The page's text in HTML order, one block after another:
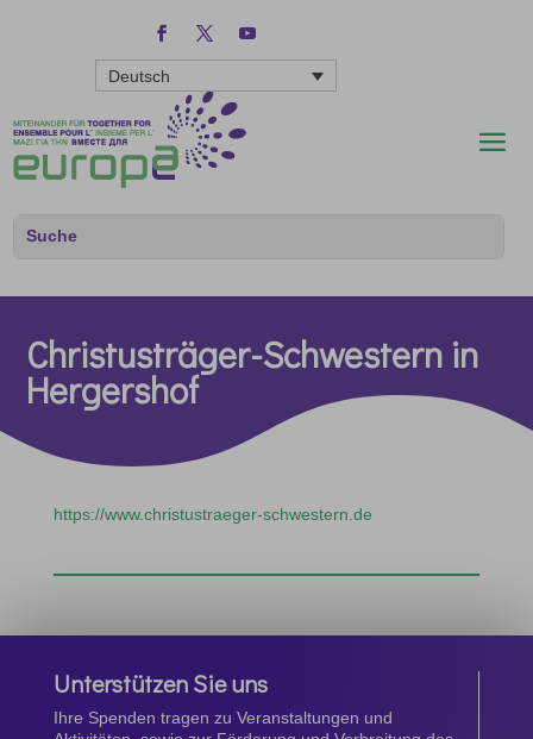
Deutsch
Christusträger-Schwestern in
Hergershof
https://www.christustraeger-schwestern.de
Unterstützen Sie uns
Ihre Spenden tragen zu Veranstaltungen und